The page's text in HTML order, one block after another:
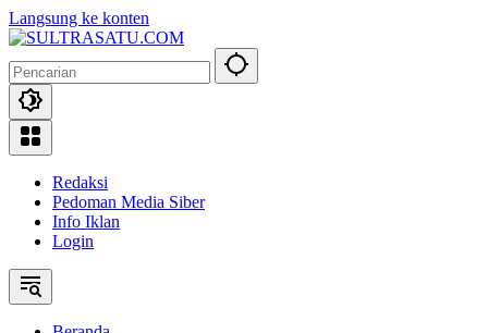
Langsung ke konten
Redaksi
Pedoman Media Siber
Info Iklan
Login